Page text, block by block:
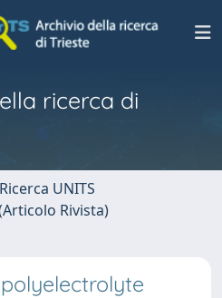
ricerca di
UNITS
Rivista)